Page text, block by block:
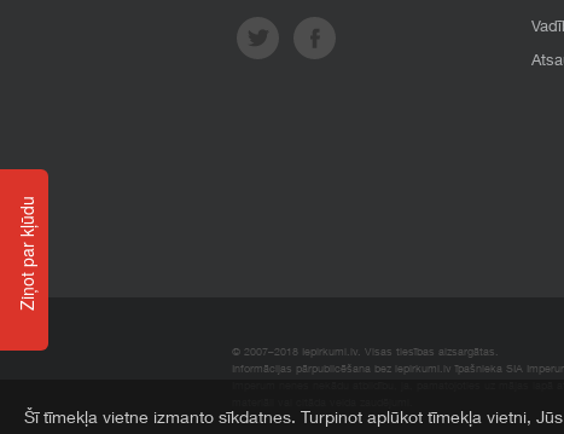
© 2007–2018 Iepirkumi.lv. Visas tiesības aizsargātas.
Informācijas pārpublicēšana bez iepirkumi.lv īpašnieka SIA
Šī tīmekļa vietne izmanto sīkdatnes. Turpinot aplūkot tīmekļa vietni,
Ziņot par kļūdu